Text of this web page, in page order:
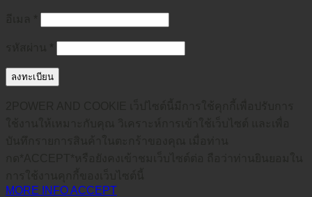
ลงทะเบียน
MORE INFOACCEPT